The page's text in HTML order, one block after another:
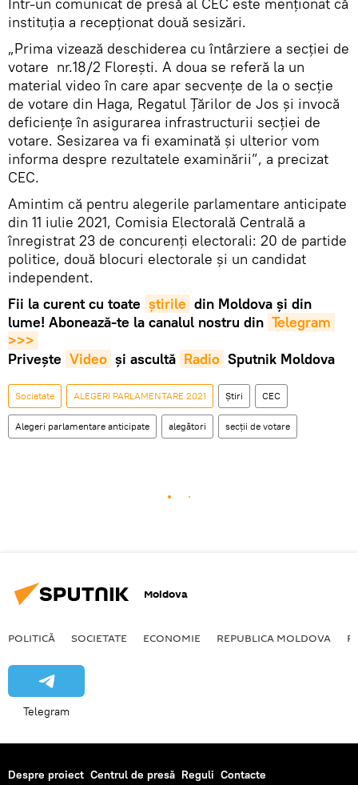
Într-un comunicat de presă al CEC este menționat că
instituția a recepționat două sesizări.
„Prima vizează deschiderea cu întârziere a secției de
votare nr.18/2 Florești. A doua se referă la un
material video în care apar secvențe de la o secție
de votare din Haga, Regatul Țărilor de Jos și invocă
deficiențe în asigurarea infrastructurii secției de
votare. Sesizarea va fi examinată și ulterior vom
informa despre rezultatele examinării”, a precizat
CEC.
Amintim că pentru alegerile parlamentare anticipate
din 11 iulie 2021, Comisia Electorală Centrală a
înregistrat 23 de concurenți electorali: 20 de partide
politice, două blocuri electorale și un candidat
independent.
Fii la curent cu toate știrile din Moldova și din
lume! Abonează-te la canalul nostru din Telegram
>>>
Privește Video și ascultă Radio Sputnik Moldova
Societate ALEGERI PARLAMENTARE 2021 Știri CEC
Alegeri parlamentare anticipate alegători secții de votare
Moldova
POLITICĂ SOCIETATE ECONOMIE REPUBLICA MOLDOVA
Telegram
Despre proiect Centrul de presă Reguli Contacte